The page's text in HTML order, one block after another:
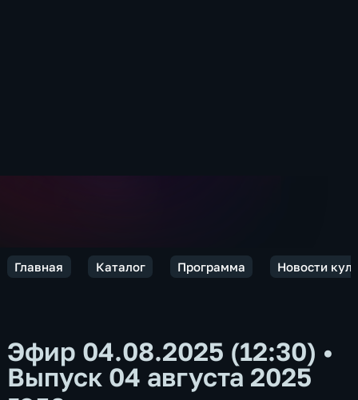
Главная Каталог Программа Новости
Эфир 04.08.2025 (12:30) •
Выпуск 04 августа 2025